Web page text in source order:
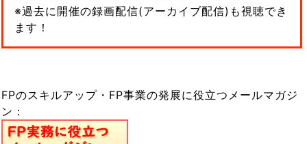
※過去に開催の録画配信(アーカイブ配信)も視聴でき
ます！
FPのスキルアップ・FP事業の発展に役立つメールマガジ
ン：